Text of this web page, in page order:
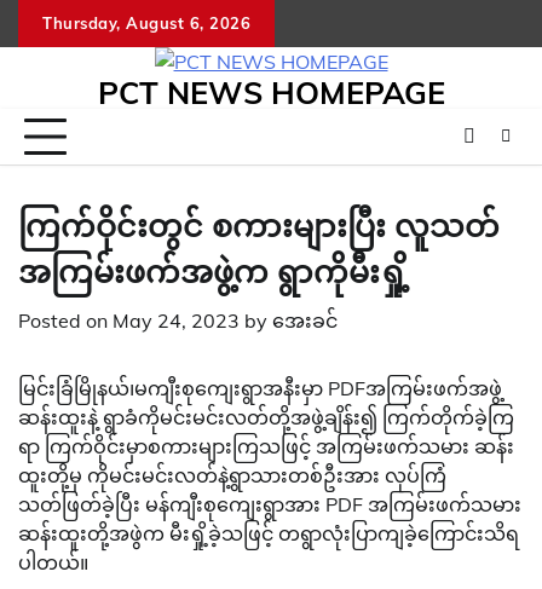
to
Thursday, August 6, 2026
PCT NEWS HOMEPAGE
ကြက်ဝိုင်းတွင် စကားများပြီး လူသတ်
အကြမ်းဖက်အဖွဲ့က ရွာကိုမီးရှို့
Posted on May 24, 2023 by အေးခင်
မြင်းခြံမြိုနယ်၊မကျီးစုကျေးရွာအနီးမှာ PDFအကြမ်းဖက်အဖွဲ့
ဆန်းထူးနဲ့ ရွာခံကိုမင်းမင်းလတ်တို့အဖွဲ့ချိန်း၍ ကြက်တိုက်ခဲ့ကြ
ရာ ကြက်ဝိုင်းမှာစကားများကြသဖြင့် အကြမ်းဖက်သမား ဆန်း
ထူးတို့မှ ကိုမင်းမင်းလတ်နဲ့ရွာသားတစ်ဦးအား လုပ်ကြံ
သတ်ဖြတ်ခဲ့ပြီး မန်ကျီးစုကျေးရွာအား PDF အကြမ်းဖက်သမား
ဆန်းထူးတို့အဖွဲက မီးရှို့ခဲ့သဖြင့် တရွာလုံးပြာကျခဲ့ကြောင်းသိရ
ပါတယ်။